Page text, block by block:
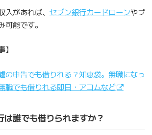
があれば、 セブン銀行カードローンやプ
可能です。
】
の申告でも借りれる？知恵袋。無職になっ
職でも借りれる即日・アコムなど
誰でも借りられますか？